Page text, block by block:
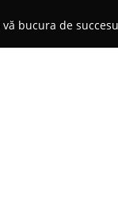
bucura de